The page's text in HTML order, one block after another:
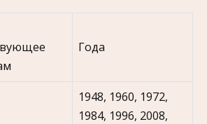
Года
1948, 1960, 1972,
1984, 1996, 2008,